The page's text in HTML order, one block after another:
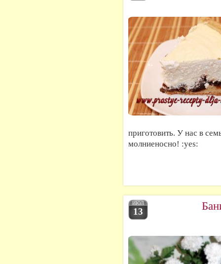
приготовить. У нас в
молниеносно! :yes:
ИЮЛ
13